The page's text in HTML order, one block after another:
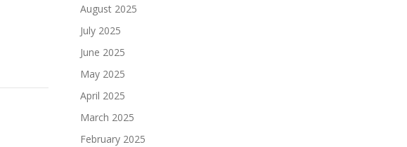
August 2025
July 2025
June 2025
May 2025
April 2025
March 2025
February 2025